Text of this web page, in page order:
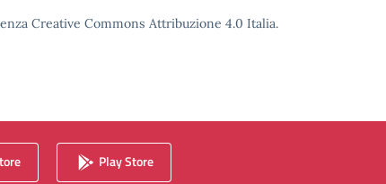
Creative Commons Attribuzione 4.0 Italia.
Play Store